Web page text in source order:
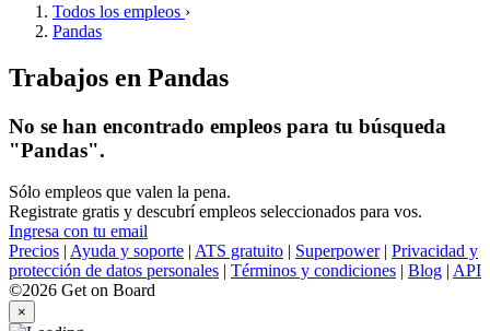
Todos los empleos ›
Pandas
Trabajos en Pandas
No se han encontrado empleos para tu búsqueda
"Pandas".
Sólo empleos que valen la pena.
Registrate gratis y descubrí empleos seleccionados para vos.
Ingresa con tu email
Precios | Ayuda y soporte | ATS gratuito | Superpower| Privacidad y
protección de datos personales | Términos y condiciones | Blog | API
©2026 Get on Board
×